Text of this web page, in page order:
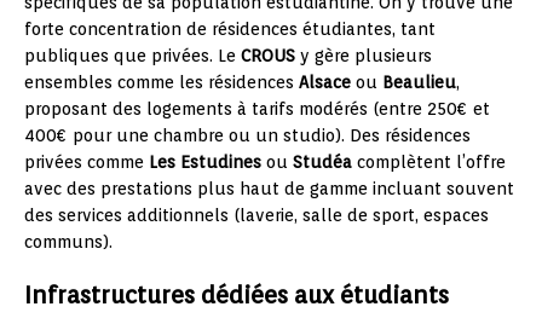
forte concentration de résidences étudiantes, tant
publiques que privées. Le CROUS y gère plusieurs
ensembles comme les résidences Alsace ou Beaulieu,
proposant des logements à tarifs modérés (entre 250€ et
400€ pour une chambre ou un studio). Des résidences
privées comme Les Estudines ou Studéa complètent l’offre
avec des prestations plus haut de gamme incluant souvent
des services additionnels (laverie, salle de sport, espaces
communs).
Infrastructures dédiées aux étudiants